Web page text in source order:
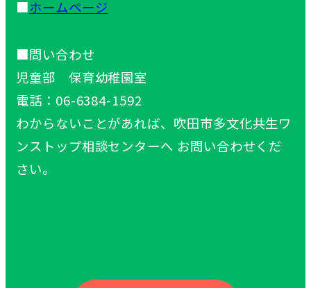
■ホームページ
■問い合わせ
児童部
保育幼稚園室
電話 ：06-6384-1592
わからないことがあれば、 吹田市多文化共生ワ
ンストップ相談センターへ お問い合わせくだ
さい。